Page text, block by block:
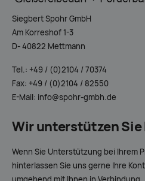
Siegbert Spohr GmbH
Am Korreshof 1-3
D- 40822 Mettmann
Tel.: +49 / (0)2104 / 70374
Fax: +49 / (0)2104 / 82550
E-Mail: info@spohr-gmbh.de
Wir unterstützen Sie
Wenn Sie Unterstützung bei Ihrem
hinterlassen Sie uns gerne Ihre